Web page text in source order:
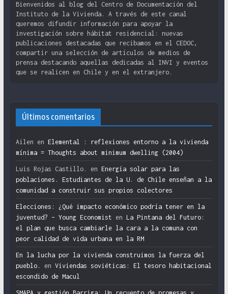
Bienvenidos al blog del Centro de Documentación del
Instituto de la Vivienda. A través de este canal
queremos difundir información para apoyar la
investigación sobre hábitat residencial: nuevas
publicaciones destacadas que recibamos en el CEDOC,
compartir una selección de artículos de medios de
prensa destacando aquellas dedicadas al INVI y eventos
que se realicen en Chile y en el extranjero.
Últimos comentarios
Ailen en Elemental : reflexiones entorno a la vivienda
mínima = Thoughts about minimum dwelling (2004)
Luis Rojas Castillo. en Energía solar para las
poblaciones. Estudiantes de la U. de Chile enseñan a la
comunidad a construir sus propios colectores
Elecciones: ¿Qué impacto económico podría tener en la
juventud? – Young Economist en La Pintana del Futuro:
el plan que busca cambiarle la cara a la comuna con
peor calidad de vida urbana en la RM
En la lucha por la vivienda construimos la fuerza del
pueblo.
en Viviendas soviéticas: El tesoro habitacional
escondido de Macul